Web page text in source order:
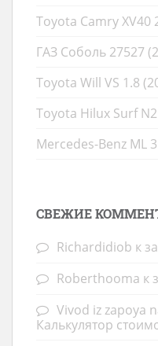
Toyota Camry XV40
ГАЗ Соболь 27527
Toyota Will VS 1.8
Toyota Hilux Surf
Mercedes-Benz ML
СВЕЖИЕ
Richardidiob к
Roberthooma к
Vivod iz zapoya
Калькулятор